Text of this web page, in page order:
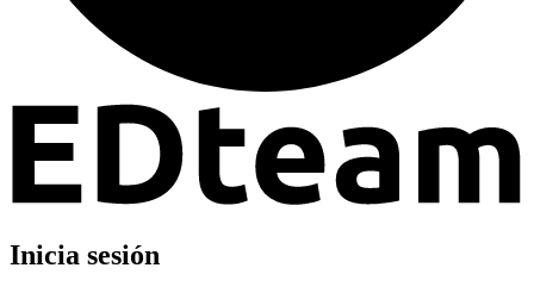
Inicia sesión